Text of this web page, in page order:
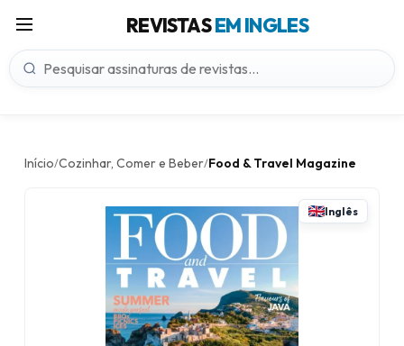
REVISTASEM INGLES
Início/Cozinhar, Comer e Beber/Food & Travel Magazine
Inglês